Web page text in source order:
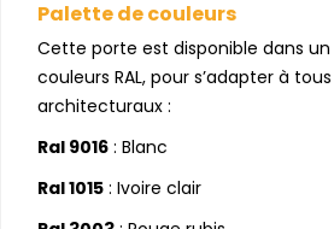
Palette de couleurs
Cette porte est disponible dans
couleurs RAL, pour s’adapter à
architecturaux :
Ral 9016 : Blanc
Ral 1015 : Ivoire clair